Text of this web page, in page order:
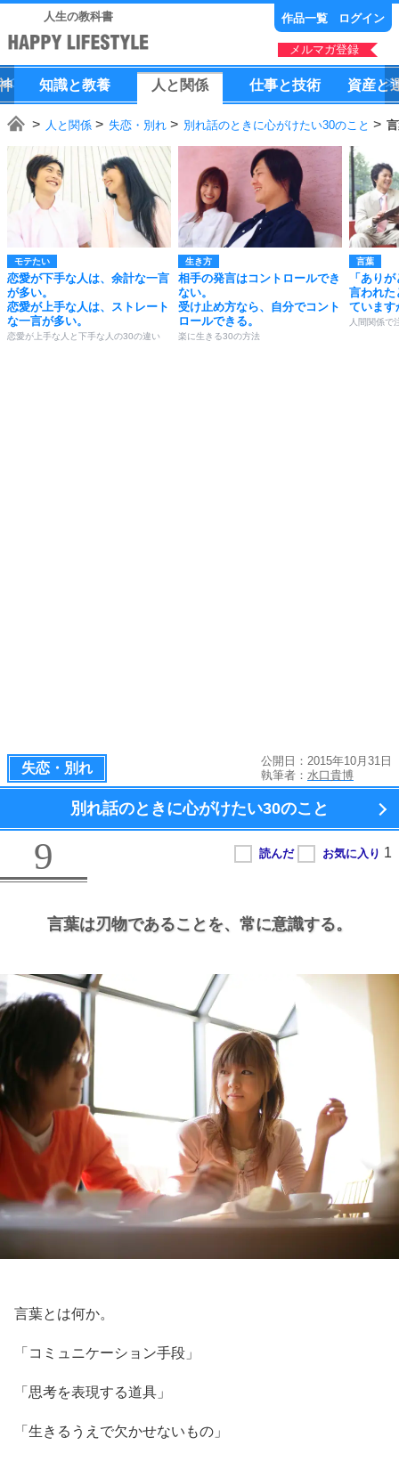
人生の教科書 作品一覧 ログイン
メルマガ登録
知識と教養 人 と 関係 仕事と技術 資産と
人と関係 失恋・別れ 別れ話のときに心がけたい30のこと
モテたい
恋愛が下手な人は、余計な一言
が多い。
恋愛が上手な人は、ストレート
な一言が多い。
恋愛が上手な人と下手な人の30の違い
生き方
相手の発言はコントロールでき
ない。
受け止め方なら、自分でコント
ロールできる。
楽に生きる30の方法
言葉
「あり
言われた
ています
人間関係で
失恋・別れ
公開日：2015年10月31日
執筆者： 水口貴博
別れ話のときに心がけたい30のこと
9
言葉は刃物であることを、 常に意識する。
言葉とは何か。
「コミュニケーション手段」
「思考を表現する道具」
「生きるうえで欠かせないもの」